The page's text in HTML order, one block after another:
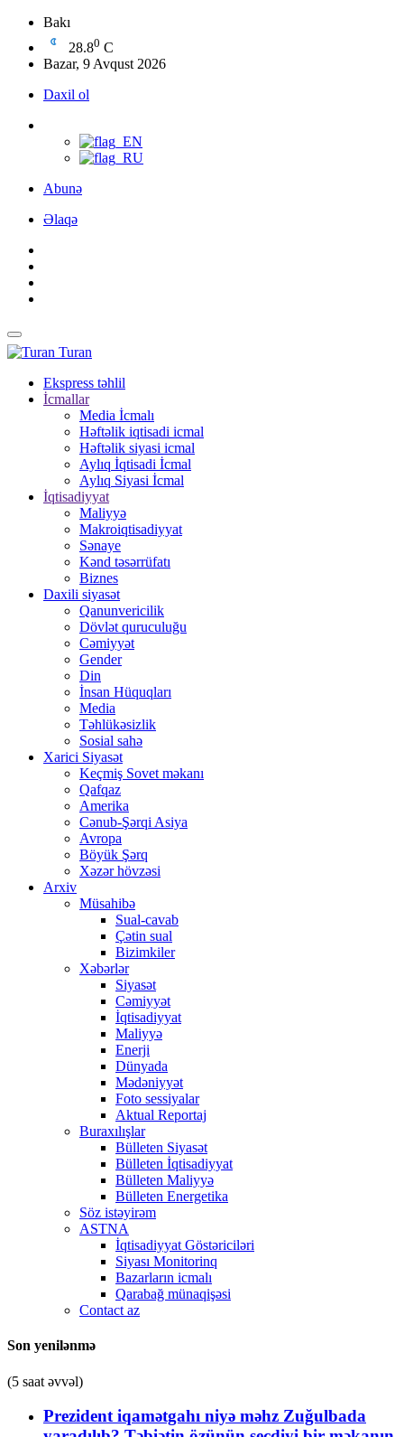
Bakı
28.80 C
Bazar, 9 Avqust 2026
Daxil ol
Abunə
Əlaqə
Turan
Ekspress təhlil
İcmallar
Media İcmalı
Həftəlik iqtisadi icmal
Həftəlik siyasi icmal
Aylıq İqtisadi İcmal
Aylıq Siyasi İcmal
İqtisadiyyat
Maliyyə
Makroiqtisadiyyat
Sənaye
Kənd təsərrüfatı
Biznes
Daxili siyasət
Qanunvericilik
Dövlət quruculuğu
Cəmiyyət
Gender
Din
İnsan Hüquqları
Media
Təhlükəsizlik
Sosial sahə
Xarici Siyasət
Keçmiş Sovet məkanı
Qafqaz
Amerika
Cənub-Şərqi Asiya
Avropa
Böyük Şərq
Xəzər hövzəsi
Arxiv
Müsahibə
Sual-cavab
Çətin sual
Bizimkiler
Xəbərlər
Siyasət
Cəmiyyət
İqtisadiyyat
Maliyyə
Enerji
Dünyada
Mədəniyyət
Foto sessiyalar
Aktual Reportaj
Buraxılışlar
Bülleten Siyasət
Bülleten İqtisadiyyat
Bülleten Maliyyə
Bülleten Energetika
Söz istəyirəm
ASTNA
İqtisadiyyat Göstəriciləri
Siyası Monitorinq
Bazarların icmalı
Qarabağ münaqişəsi
Contact az
Son yenilənmə
(5 saat əvvəl)
Prezident iqamətgahı niyə məhz Zuğulbada